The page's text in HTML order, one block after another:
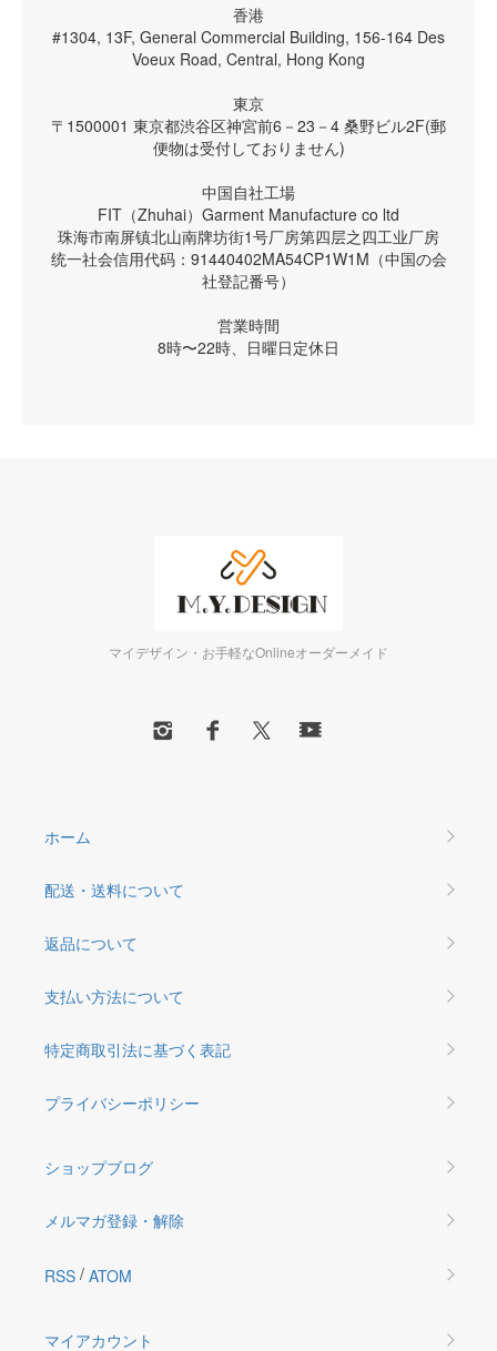
香港
#1304, 13F, General Commercial Building, 156-164 Des
Voeux Road, Central, Hong Kong
東京
〒1500001 東京都渋谷区神宮前6－23－4 桑野ビル2F(郵
便物は受付しておりません)
中国自社工場
FIT（Zhuhai）Garment Manufacture co ltd
珠海市南屏镇北山南牌坊街1号厂房第四层之四工业厂房
统一社会信用代码：91440402MA54CP1W1M（中国の会
社登記番号）
営業時間
8時〜22時、日曜日定休日
マイデザイン・お手軽なOnlineオーダーメイド
ホーム
配送・送料について
返品について
支払い方法について
特定商取引法に基づく表記
プライバシーポリシー
ショップブログ
メルマガ登録・解除
RSS / ATOM
マイアカウント